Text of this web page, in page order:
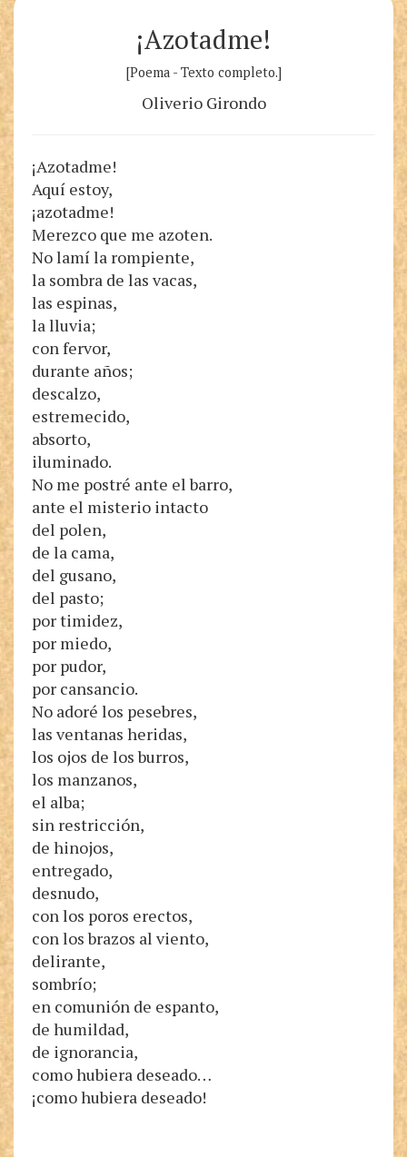
¡Azotadme!
[Poema - Texto completo.]
Oliverio Girondo
¡Azotadme!
Aquí estoy,
¡azotadme!
Merezco que me azoten.
No lamí la rompiente,
la sombra de las vacas,
las espinas,
la lluvia;
con fervor,
durante años;
descalzo,
estremecido,
absorto,
iluminado.
No me postré ante el barro,
ante el misterio intacto
del polen,
de la cama,
del gusano,
del pasto;
por timidez,
por miedo,
por pudor,
por cansancio.
No adoré los pesebres,
las ventanas heridas,
los ojos de los burros,
los manzanos,
el alba;
sin restricción,
de hinojos,
entregado,
desnudo,
con los poros erectos,
con los brazos al viento,
delirante,
sombrío;
en comunión de espanto,
de humildad,
de ignorancia,
como hubiera deseado…
¡como hubiera deseado!